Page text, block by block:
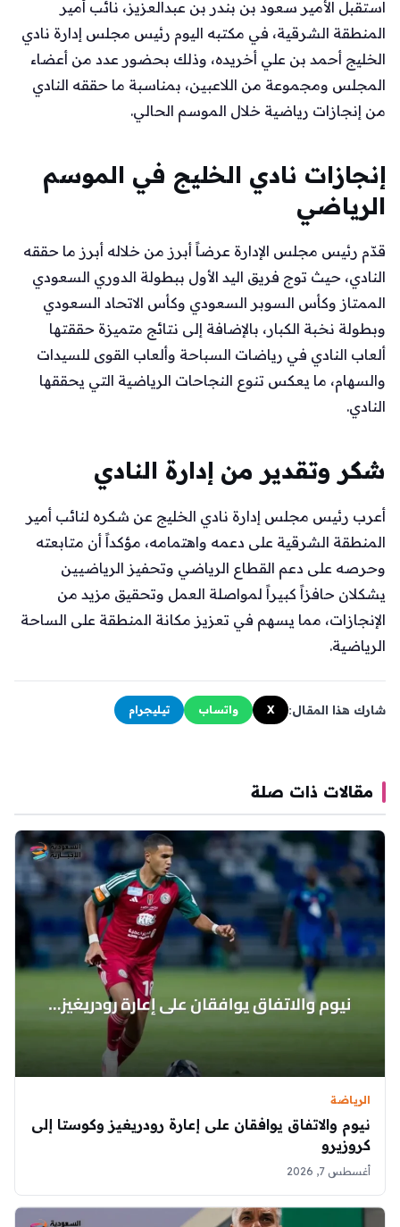
استقبل الأمير سعود بن بندر بن عبدالعزيز، نائب أمير
المنطقة الشرقية، في مكتبه اليوم رئيس مجلس إدارة نادي
الخليج أحمد بن علي أخريده، وذلك بحضور عدد من أعضاء
المجلس ومجموعة من اللاعبين، بمناسبة ما حققه النادي
من إنجازات رياضية خلال الموسم الحالي.
إنجازات نادي الخليج في الموسم
الرياضي
قدّم رئيس مجلس الإدارة عرضاً أبرز من خلاله أبرز ما حققه
النادي، حيث توج فريق اليد الأول ببطولة الدوري السعودي
الممتاز وكأس السوبر السعودي وكأس الاتحاد السعودي
وبطولة نخبة الكبار، بالإضافة إلى نتائج متميزة حققتها
ألعاب النادي في رياضات السباحة وألعاب القوى للسيدات
والسهام، ما يعكس تنوع النجاحات الرياضية التي يحققها
النادي.
شكر وتقدير من إدارة النادي
أعرب رئيس مجلس إدارة نادي الخليج عن شكره لنائب أمير
المنطقة الشرقية على دعمه واهتمامه، مؤكداً أن متابعته
وحرصه على دعم القطاع الرياضي وتحفيز الرياضيين
يشكلان حافزاً كبيراً لمواصلة العمل وتحقيق مزيد من
الإنجازات، مما يسهم في تعزيز مكانة المنطقة على الساحة
الرياضية.
شارك هذا المقال: X واتساب تيليجرام
مقالات ذات صلة
الرياضة
نيوم والاتفاق يوافقان على إعارة رودريغيز وكوستا إلى
كروزيرو
أغسطس 7, 2026